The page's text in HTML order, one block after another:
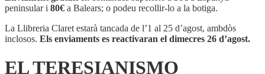
peninsular i 80€ a Balears; o podeu recollir-lo a la botiga.
La Llibreria Claret estarà tancada de l’1 al 25 d’agost, ambdòs
inclosos. Els enviaments es reactivaran el dimecres 26 d’agost.
EL TERESIANISMO